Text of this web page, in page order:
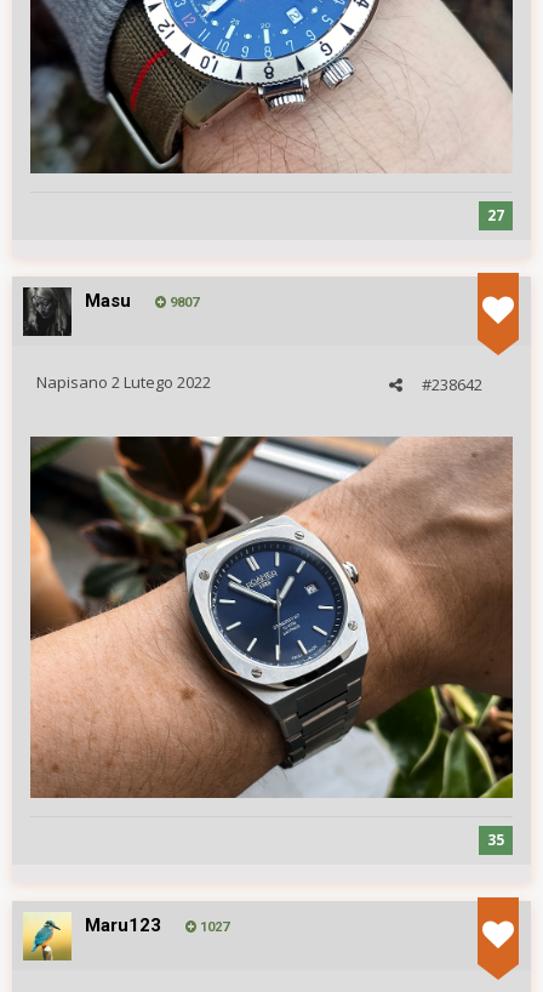
27
Masu 9807
#238642
Napisano 2 Lutego 2022
35
Maru123 1027